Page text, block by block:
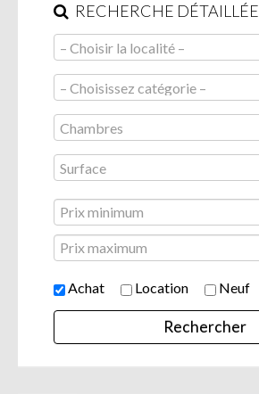
RECHERCHE DÉTAILLÉE
Achat Location Neuf